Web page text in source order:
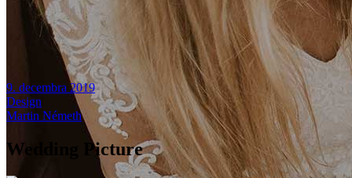
9. decembra 2019
Design
Martin Németh
Wedding Picture